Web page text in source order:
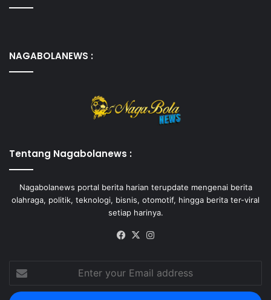
NAGABOLANEWS :
Tentang Nagabolanews :
Nagabolanews portal berita harian terupdate mengenai berita
olahraga, politik, teknologi, bisnis, otomotif, hingga berita ter-viral
setiap harinya.
Facebook
X
your
Email